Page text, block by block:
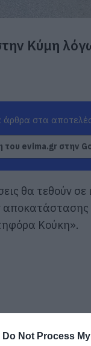
Do Not Process
Κύμη
στα
του evima.gr στην
θα τεθούν σε
Κούκη».